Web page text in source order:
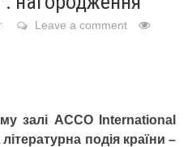
Leave a comment
залі ACCO International
подія країни –